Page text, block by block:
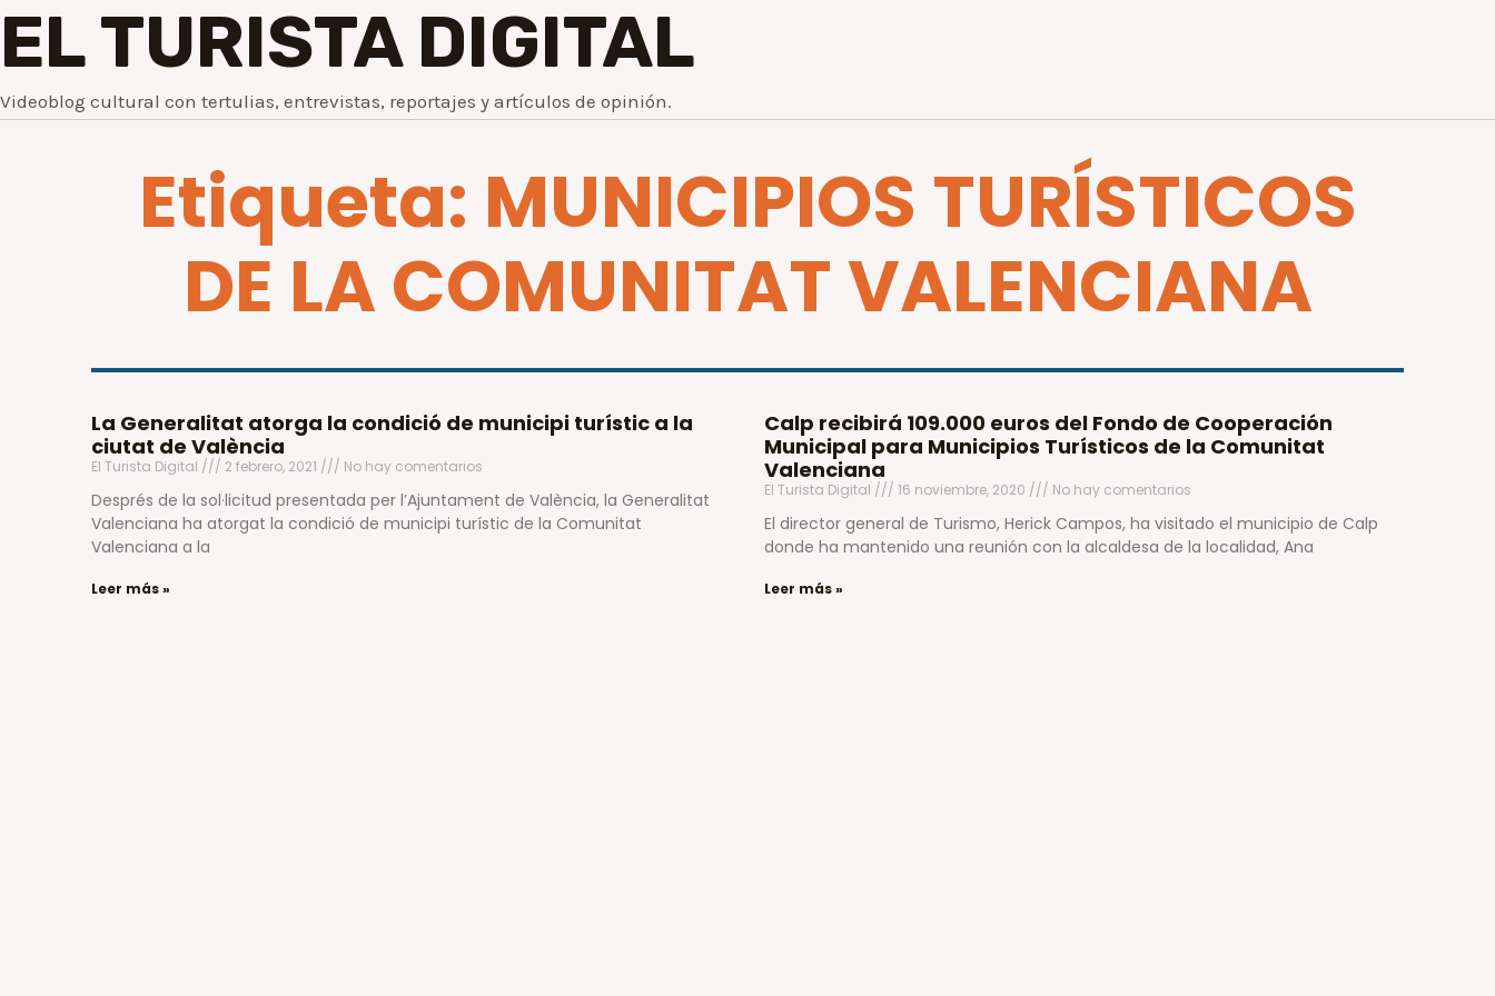
EL TURISTA DIGITAL
Videoblog cultural con tertulias, entrevistas, reportajes y artículos de opinión.
Etiqueta: MUNICIPIOS TURÍSTICOS
DE LA COMUNITAT VALENCIANA
La Generalitat atorga la condició de municipi turístic a la
ciutat de València
El Turista Digital 2 febrero, 2021 No hay comentarios
Després de la sol·licitud presentada per l’Ajuntament de València, la Generalitat
Valenciana ha atorgat la condició de municipi turístic de la Comunitat
Valenciana a la
Leer más »
Calp recibirá 109.000 euros del Fondo de Cooperación
Municipal para Municipios Turísticos de la Comunitat
Valenciana
El Turista Digital 16 noviembre, 2020 No hay comentarios
El director general de Turismo, Herick Campos, ha visitado el municipio de Calp
donde ha mantenido una reunión con la alcaldesa de la localidad, Ana
Leer más »